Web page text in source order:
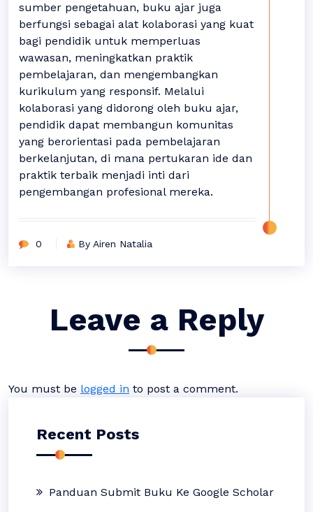
sumber pengetahuan, buku ajar juga
berfungsi sebagai alat kolaborasi yang kuat
bagi pendidik untuk memperluas
wawasan, meningkatkan praktik
pembelajaran, dan mengembangkan
kurikulum yang responsif. Melalui
kolaborasi yang didorong oleh buku ajar,
pendidik dapat membangun komunitas
yang berorientasi pada pembelajaran
berkelanjutan, di mana pertukaran ide dan
praktik terbaik menjadi inti dari
pengembangan profesional mereka.
0 By Airen Natalia
Leave a Reply
You must be logged in to post a comment.
Recent Posts
Panduan Submit Buku Ke Google Scholar